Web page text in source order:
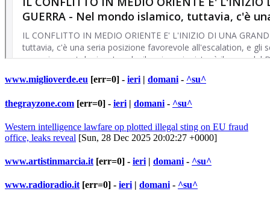
www.miglioverde.eu [err=0] - ieri | domani - ^su^
thegrayzone.com [err=0] - ieri | domani - ^su^
Western intelligence lawfare op plotted illegal sting on EU fraud
office, leaks reveal [Sun, 28 Dec 2025 20:02:27 +0000]
www.artistinmarcia.it [err=0] - ieri | domani - ^su^
www.radioradio.it [err=0] - ieri | domani - ^su^